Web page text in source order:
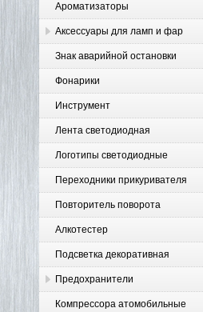
Ароматизаторы
Аксессуары для ламп и фар
Знак аварийной остановки
Фонарики
Инструмент
Лента светодиодная
Логотипы светодиодные
Переходники прикуривателя
Повторитель поворота
Алкотестер
Подсветка декоративная
Предохранители
Компрессора атомобильные